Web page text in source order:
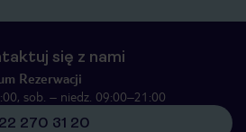
się z nami
Rezerwacji
sob. – niedz. 09:00–21:00
22 270 31 20